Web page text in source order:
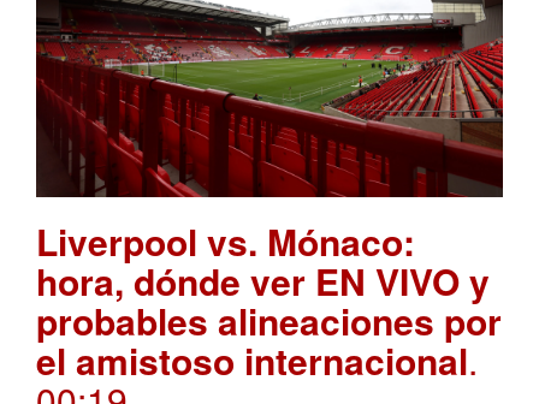
Liverpool vs. Mónaco:
hora, dónde ver EN VIVO y
probables alineaciones por
el amistoso internacional.